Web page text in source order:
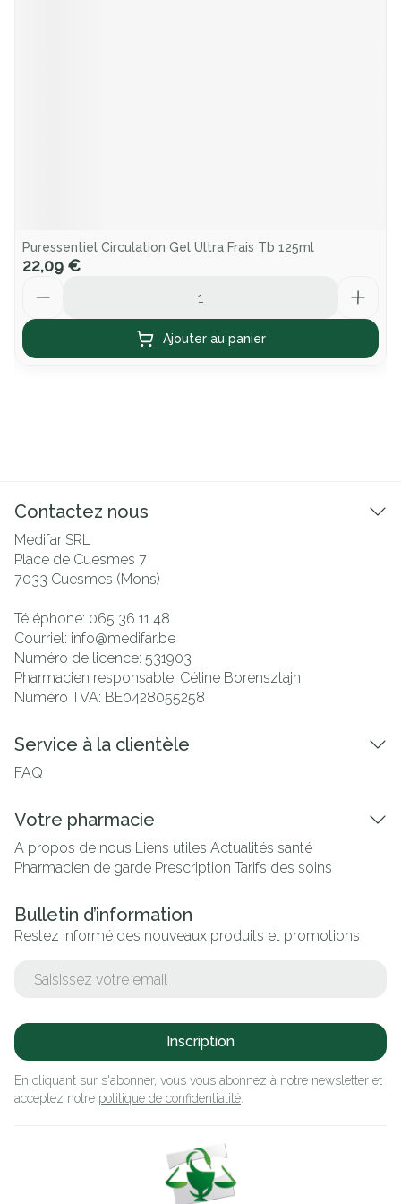
Puressentiel Circulation Gel Ultra Frais Tb 125ml
22,09 €
Ajouter au panier
Contactez nous
Medifar SRL
Place de Cuesmes 7
7033 Cuesmes (Mons)
Téléphone: 065 36 11 48
Courriel: info@medifar.be
Numéro de licence: 531903
Pharmacien responsable: Céline Borensztajn
Numéro TVA: BE0428055258
Service à la clientèle
FAQ
Votre pharmacie
A propos de nous Liens utiles Actualités santé
Pharmacien de garde Prescription Tarifs des soins
Bulletin d’information
Restez informé des nouveaux produits et promotions
Inscription
En cliquant sur s'abonner, vous vous abonnez à notre newsletter et
acceptez notre politique de confidentialité